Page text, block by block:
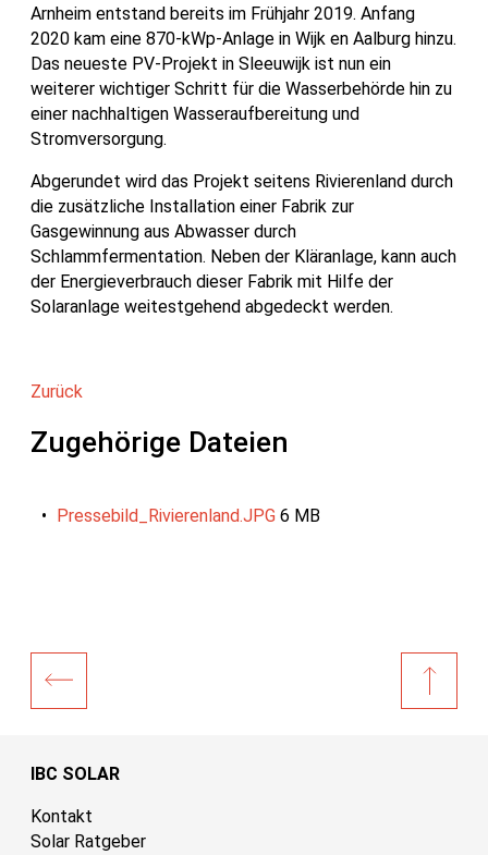
Arnheim entstand bereits im Frühjahr 2019. Anfang
2020 kam eine 870-kWp-Anlage in Wijk en Aalburg hinzu.
Das neueste PV-Projekt in Sleeuwijk ist nun ein
weiterer wichtiger Schritt für die Wasserbehörde hin zu
einer nachhaltigen Wasseraufbereitung und
Stromversorgung.
Abgerundet wird das Projekt seitens Rivierenland durch
die zusätzliche Installation einer Fabrik zur
Gasgewinnung aus Abwasser durch
Schlammfermentation. Neben der Kläranlage, kann auch
der Energieverbrauch dieser Fabrik mit Hilfe der
Solaranlage weitestgehend abgedeckt werden.
Zurück
Zugehörige Dateien
Pressebild_Rivierenland.JPG 6 MB
IBC SOLAR
Kontakt
Solar Ratgeber